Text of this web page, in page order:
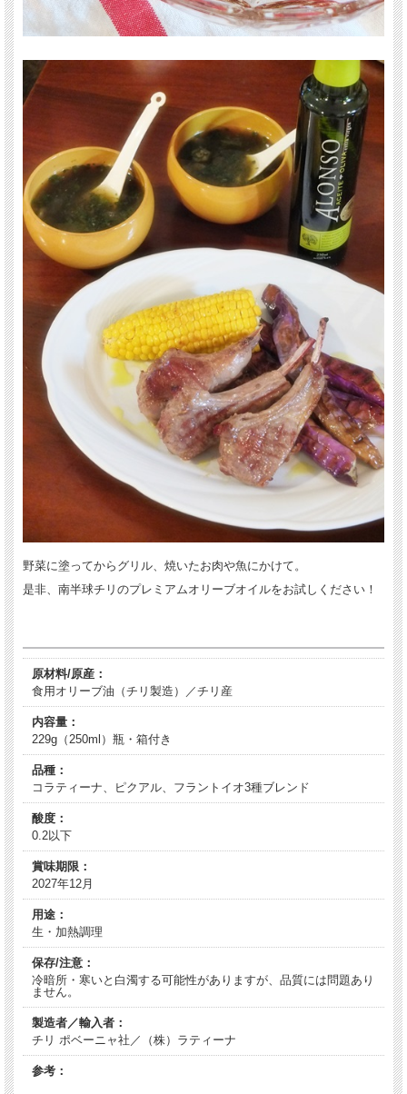
野菜に塗ってからグリル、焼いたお肉や魚にかけて。
是非、南半球チリのプレミアムオリーブオイルをお試しください！
原材料/原産：
食用オリーブ油（チリ製造）／チリ産
内容量：
229g（250ml）瓶・箱付き
品種：
コラティーナ、ピクアル、フラントイオ3種ブレンド
酸度：
0.2以下
賞味期限：
2027年12月
用途：
生・加熱調理
保存/注意：
冷暗所・寒いと白濁する可能性がありますが、品質には問題あり
ません。
製造者／輸入者：
チリ ポベーニャ社／（株）ラティーナ
参考：